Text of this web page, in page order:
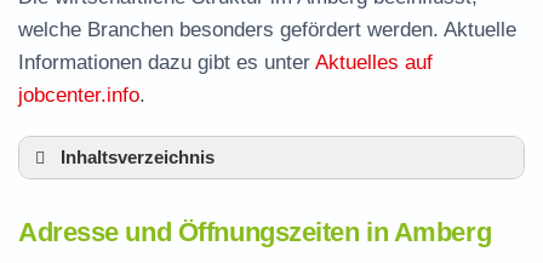
welche Branchen besonders gefördert werden. Aktuelle
Informationen dazu gibt es unter Aktuelles auf
jobcenter.info.
Inhaltsverzeichnis
Leistungen der Arbeitsvermittlung in Amberg
Adresse und Öffnungszeiten in Amberg